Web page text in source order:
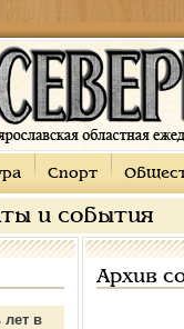
Спорт
и события
лет в
Архив